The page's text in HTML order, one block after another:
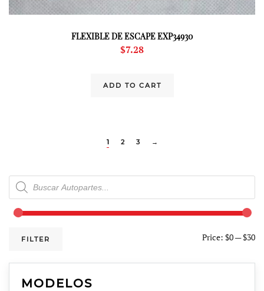
FLEXIBLE DE ESCAPE EXP34930
$7.28
ADD TO CART
1 2 3 →
Products
search
FILTER Price: $0—$30
MODELOS